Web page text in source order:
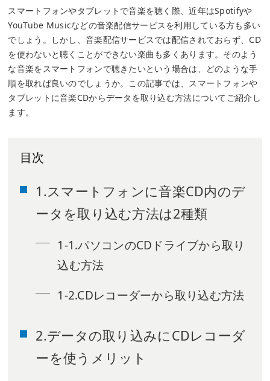
スマートフォンやタブレットで音楽を聴く際、近年はSpotifyや
YouTube Musicなどの音楽配信サービスを利用している方も多い
でしょう。しかし、音楽配信サービスでは配信されておらず、CD
を使わないと聴くことができない楽曲も多くあります。そのよう
な音楽をスマートフォンで聴きたいという場合は、どのような手
順を取れば良いのでしょうか。この記事では、スマートフォンや
タブレットに音楽CDからデータを取り込む方法についてご紹介し
ます。
目次
1.スマートフォンに音楽CD内のデ
ータを取り込む方法は2種類
1-1.パソコンのCDドライブから取り
込む方法
1-2.CDレコーダーから取り込む方法
2.データの取り込みにCDレコーダ
ーを使うメリット